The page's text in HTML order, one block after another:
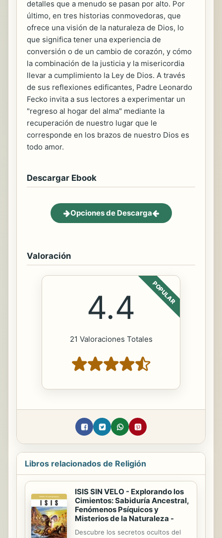
detalles que a menudo se pasan por alto. Por
último, en tres historias conmovedoras, que
ofrece una visión de la naturaleza de Dios, lo
que significa tener una experiencia de
conversión o de un cambio de corazón, y cómo
la combinación de la justicia y la misericordia
llevar a cumplimiento la Ley de Dios. A través
de sus reflexiones edificantes, Padre Leonardo
Fecko invita a sus lectores a experimentar un
"regreso al hogar del alma" mediante la
recuperación de nuestro lugar que le
corresponde en los brazos de nuestro Dios es
todo amor.
Descargar Ebook
Opciones de Descarga
Valoración
POPULAR
4.4
21 Valoraciones Totales
Libros relacionados de Religión
ISIS SIN VELO - Explorando los
Cimientos: Sabiduría Ancestral,
Fenómenos Psíquicos y
Misterios de la Naturaleza -
Descubre los secretos ocultos del